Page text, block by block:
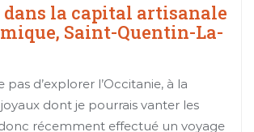
la capital artisanale
Saint-Quentin-La-
pas d’explorer l’Occitanie, à la
dont je pourrais vanter les
donc récemment effectué un voyage